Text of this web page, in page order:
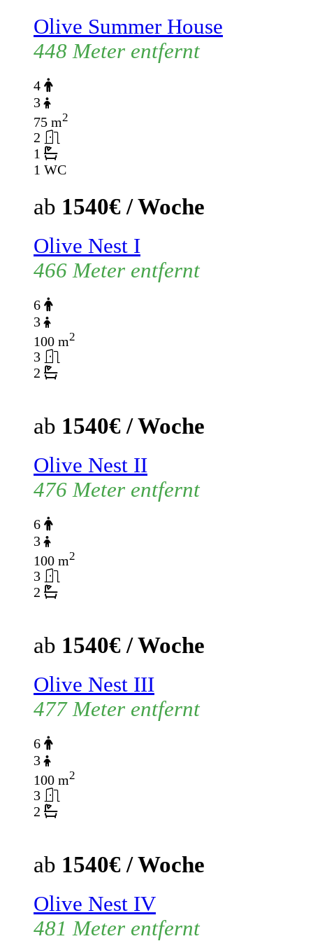
Olive Summer House
448 Meter entfernt
4
3
75 m2
2
1
1 WC
ab 1540€ / Woche
Olive Nest I
466 Meter entfernt
6
3
100 m2
3
2
ab 1540€ / Woche
Olive Nest II
476 Meter entfernt
6
3
100 m2
3
2
ab 1540€ / Woche
Olive Nest III
477 Meter entfernt
6
3
100 m2
3
2
ab 1540€ / Woche
Olive Nest IV
481 Meter entfernt